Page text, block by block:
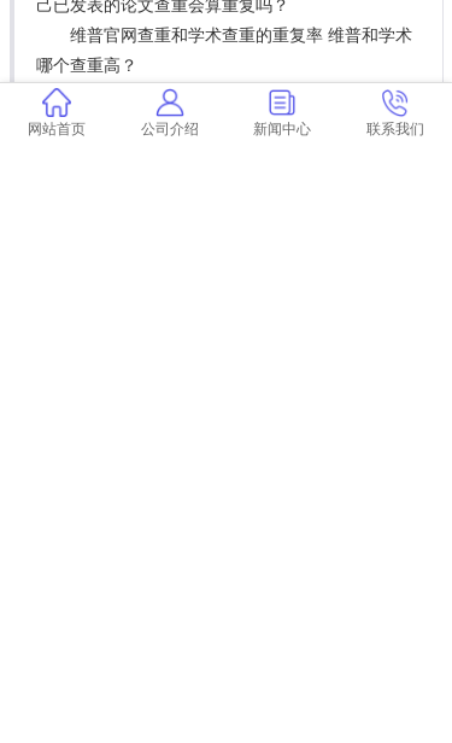
己已发表的论文查重会算重复吗？
维普官网查重和学术查重的重复率 维普和学术
哪个查重高？
学术查重官网哪儿有卖的
论文在书上超查重能被发现吗 论文查重会查书
网站首页 公司介绍 新闻中心 联系我们